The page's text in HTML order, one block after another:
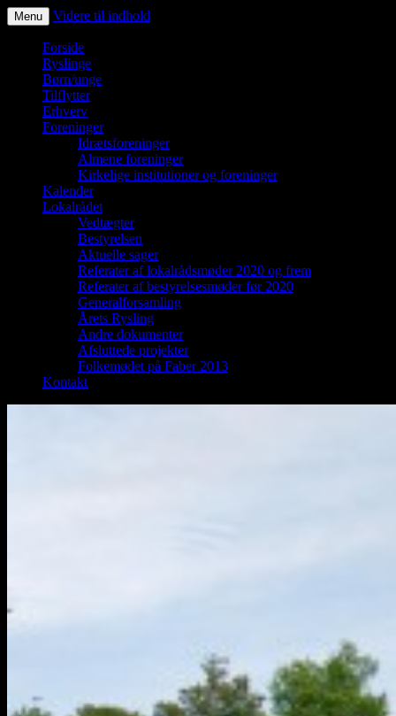
Ryslinge – et liv i fællesskaber
Menu Videre til indhold
Forside
Ryslinge
Børn/unge
Tilflytter
Erhverv
Foreninger
Idrætsforeninger
Almene foreninger
Kirkelige institutioner og foreninger
Kalender
Lokalrådet
Vedtægter
Bestyrelsen
Aktuelle sager
Referater af lokalrådsmøder 2020 og frem
Referater af bestyrelsesmøder før 2020
Generalforsamling
Årets Rysling
Andre dokumenter
Afsluttede projekter
Folkemødet på Faber 2013
Kontakt